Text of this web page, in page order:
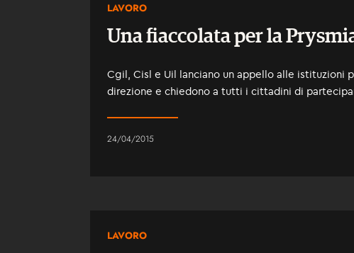
LAVORO
Una fiaccolata per la
Cgil, Cisl e Uil lanciano un appello alle istituzioni
direzione e chiedono a tutti i cittadini di
24/04/2015
LAVORO